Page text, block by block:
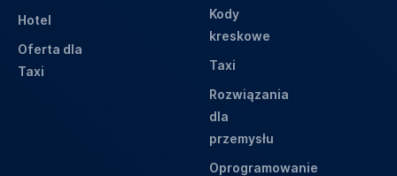
Hotel
Oferta dla
Taxi
Kody
kreskowe
Taxi
Rozwiązania
dla
przemysłu
Oprogramowanie